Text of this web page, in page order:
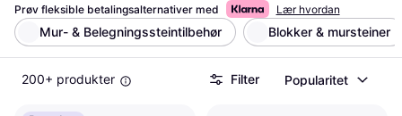
liste et bredt utvalg av heller, mursteiner og mørtel fra kjente
merker og forhandlere. Våre nyttige filtre lar deg enkelt sortere
etter pris, materiale eller størrelse, slik at du kan finne det beste
alternativet for dine behov. Du kan også lese
brukeranmeldelser for å få innsikt i andres erfaringer med
Prøv fleksible betalingsalternativer med Lær hvordan
Mur- & Belegningssteintilbehør Blokker & mursteiner
200+ produkter Filter Popularitet